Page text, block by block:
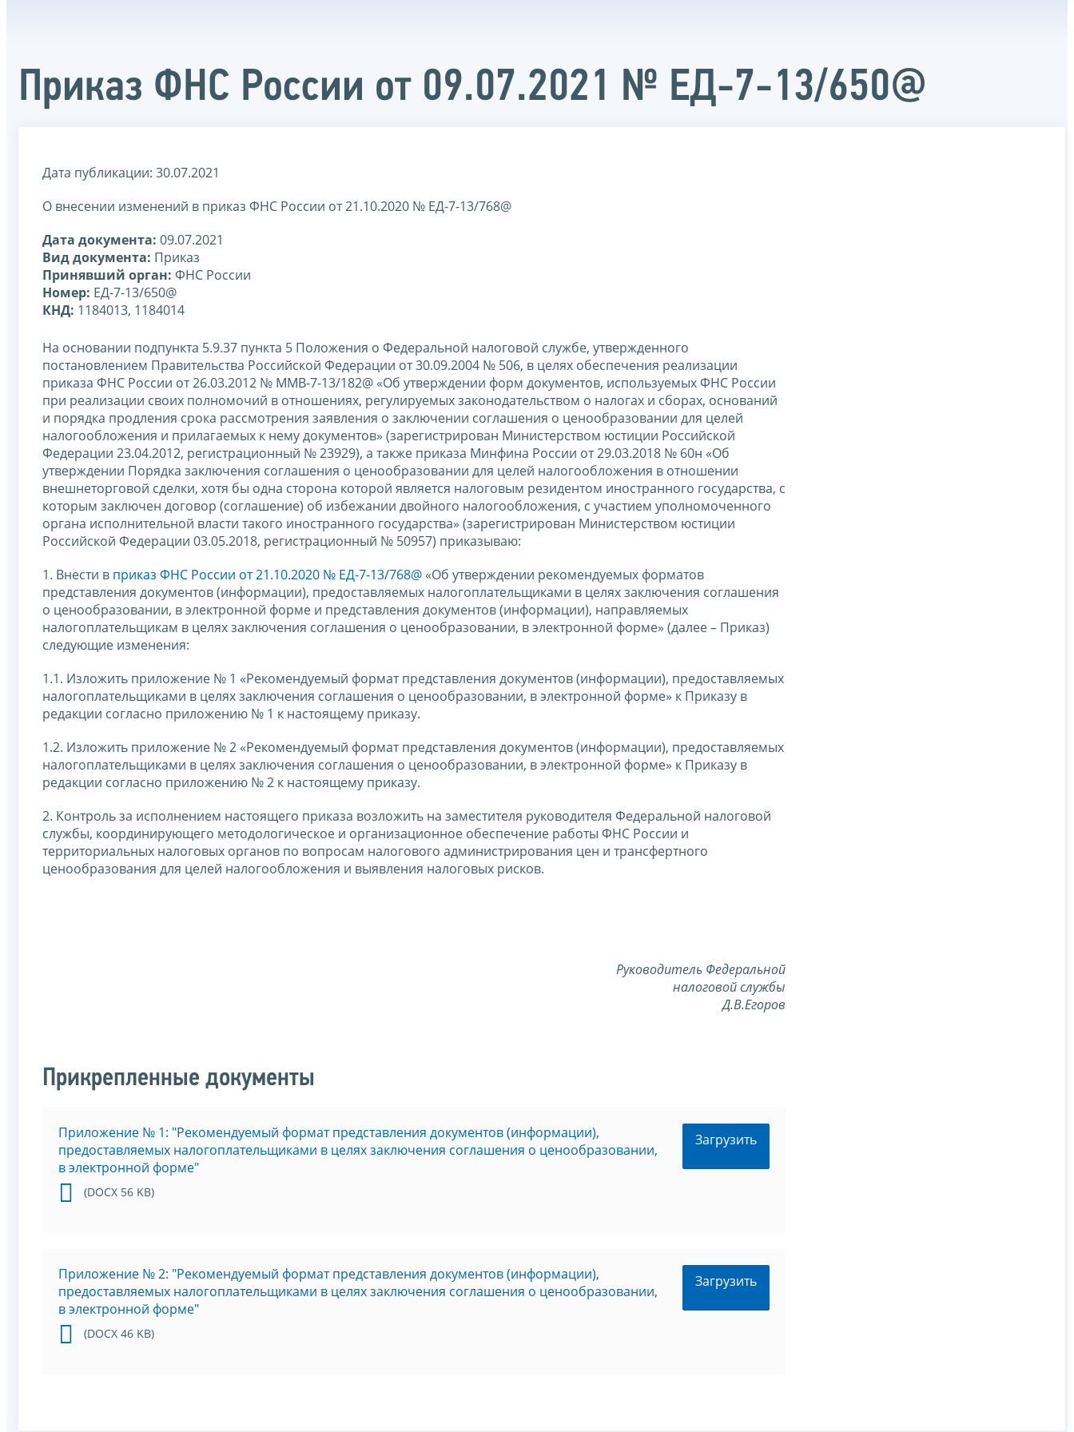
Приказ ФНС России от 09.07.2021 № ЕД-7-13/650@
Дата публикации: 30.07.2021
О внесении изменений в приказ ФНС России от 21.10.2020 № ЕД-7-13/768@
Дата документа: 09.07.2021
Вид документа: Приказ
Принявший орган: ФНС России
Номер: ЕД-7-13/650@
КНД: 1184013, 1184014
На основании подпункта 5.9.37 пункта 5 Положения о Федеральной налоговой службе, утвержденного
постановлением Правительства Российской Федерации от 30.09.2004 № 506, в целях обеспечения реализации
приказа ФНС России от 26.03.2012 № ММВ-7-13/182@ «Об утверждении форм документов, используемых ФНС России
при реализации своих полномочий в отношениях, регулируемых законодательством о налогах и сборах, оснований
и порядка продления срока рассмотрения заявления о заключении соглашения о ценообразовании для целей
налогообложения и прилагаемых к нему документов» (зарегистрирован Министерством юстиции Российской
Федерации 23.04.2012, регистрационный № 23929), а также приказа Минфина России от 29.03.2018 № 60н «Об
утверждении Порядка заключения соглашения о ценообразовании для целей налогообложения в отношении
внешнеторговой сделки, хотя бы одна сторона которой является налоговым резидентом иностранного государства, с
которым заключен договор (соглашение) об избежании двойного налогообложения, с участием уполномоченного
органа исполнительной власти такого иностранного государства» (зарегистрирован Министерством юстиции
Российской Федерации 03.05.2018, регистрационный № 50957) приказываю:
1. Внести в приказ ФНС России от 21.10.2020 № ЕД-7-13/768@ «Об утверждении рекомендуемых форматов
представления документов (информации), предоставляемых налогоплательщиками в целях заключения соглашения
о ценообразовании, в электронной форме и представления документов (информации), направляемых
налогоплательщикам в целях заключения соглашения о ценообразовании, в электронной форме» (далее – Приказ)
следующие изменения:
1.1. Изложить приложение № 1 «Рекомендуемый формат представления документов (информации), предоставляемых
налогоплательщиками в целях заключения соглашения о ценообразовании, в электронной форме» к Приказу в
редакции согласно приложению № 1 к настоящему приказу.
1.2. Изложить приложение № 2 «Рекомендуемый формат представления документов (информации), предоставляемых
налогоплательщиками в целях заключения соглашения о ценообразовании, в электронной форме» к Приказу в
редакции согласно приложению № 2 к настоящему приказу.
2. Контроль за исполнением настоящего приказа возложить на заместителя руководителя Федеральной налоговой
службы, координирующего методологическое и организационное обеспечение работы ФНС России и
территориальных налоговых органов по вопросам налогового администрирования цен и трансфертного
ценообразования для целей налогообложения и выявления налоговых рисков.
Руководитель Федеральной
налоговой службы
Д.В.Егоров
Прикрепленные документы
Приложение № 1: "Рекомендуемый формат представления документов (информации),
предоставляемых налогоплательщиками в целях заключения соглашения о ценообразовании,
в электронной форме"
(DOCX 56 KB)
Загрузить
Приложение № 2: "Рекомендуемый формат представления документов (информации),
предоставляемых налогоплательщиками в целях заключения соглашения о ценообразовании,
в электронной форме"
(DOCX 46 KB)
Загрузить